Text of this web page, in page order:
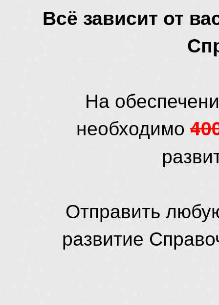
Всё зависит от
На
необходимо
Отправить
развитие